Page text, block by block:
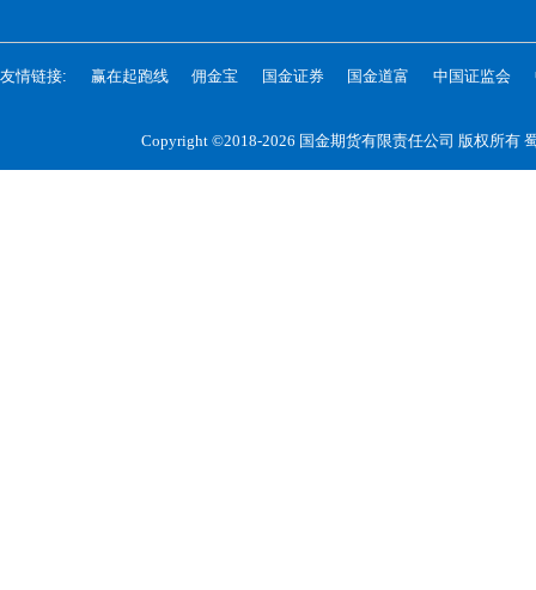
友情链接: 赢在起跑线 佣金宝 国金证券 国金道富 中国证监会
Copyright ©2018-2026 国金期货有限责任公司 版权所有